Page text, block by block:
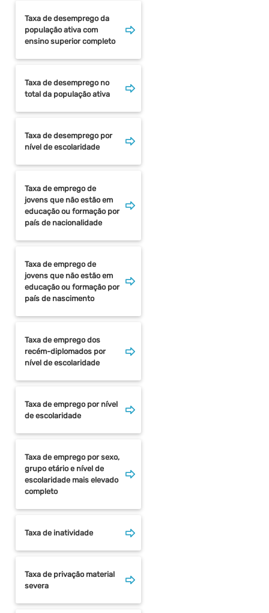
Taxa de desemprego da
população ativa com
ensino superior completo
Taxa de desemprego no
total da população ativa
Taxa de desemprego por
nível de escolaridade
Taxa de emprego de
jovens que não estão em
educação ou formação por
país de nacionalidade
Taxa de emprego de
jovens que não estão em
educação ou formação por
país de nascimento
Taxa de emprego dos
recém-diplomados por
nível de escolaridade
Taxa de emprego por nível
de escolaridade
Taxa de emprego por sexo,
grupo etário e nível de
escolaridade mais elevado
completo
Taxa de inatividade
Taxa de privação material
severa